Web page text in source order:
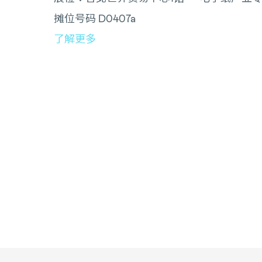
摊位号码 D0407a
了解更多